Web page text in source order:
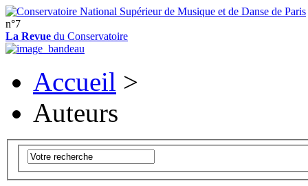
n°7
La Revue du Conservatoire
Accueil >
Auteurs